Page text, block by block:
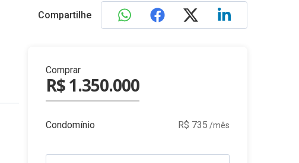
Compartilhe
Comprar
R$ 1.350.000
Condomínio R$ 735 /mês